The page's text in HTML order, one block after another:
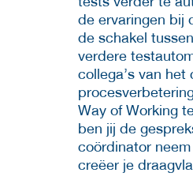
de ervaringen bij
de schakel
verdere
collega’s van
Way of Working
ben jij de
coördinator
creëer je